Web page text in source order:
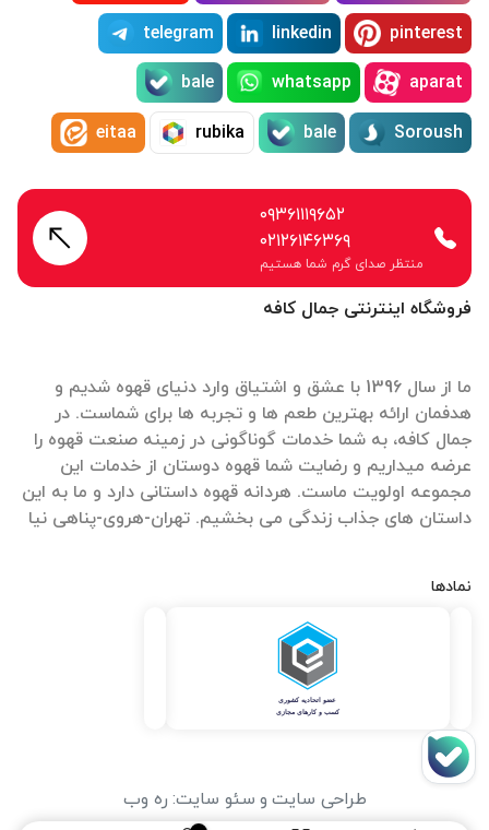
فروشگاه اینترنتی جمال کافه
ما از سال 1396 با عشق و اشتیاق وارد دنیای قهوه شدیم و
هدفمان ارائه بهترین طعم ها و تجربه ها برای شماست. در
جمال کافه، به شما خدمات گوناگونی در زمینه صنعت قهوه را
عرضه میداریم و رضایت شما قهوه دوستان از خدمات این
مجموعه اولویت ماست. هردانه قهوه داستانی دارد و ما به این
داستان های جذاب زندگی می بخشیم. تهران-هروی-پناهی نیا
نمادها
pinterest
linkedin
telegram
aparat
whatsapp
bale
Soroush
bale
rubika
eitaa
۰۹۳۶۱۱۱۹۶۵۲
۰۲۱۲۶۱۴۶۳۶۹
منتظر صدای گرم شما هستیم
طراحی سایت و سئو سایت: ره وب